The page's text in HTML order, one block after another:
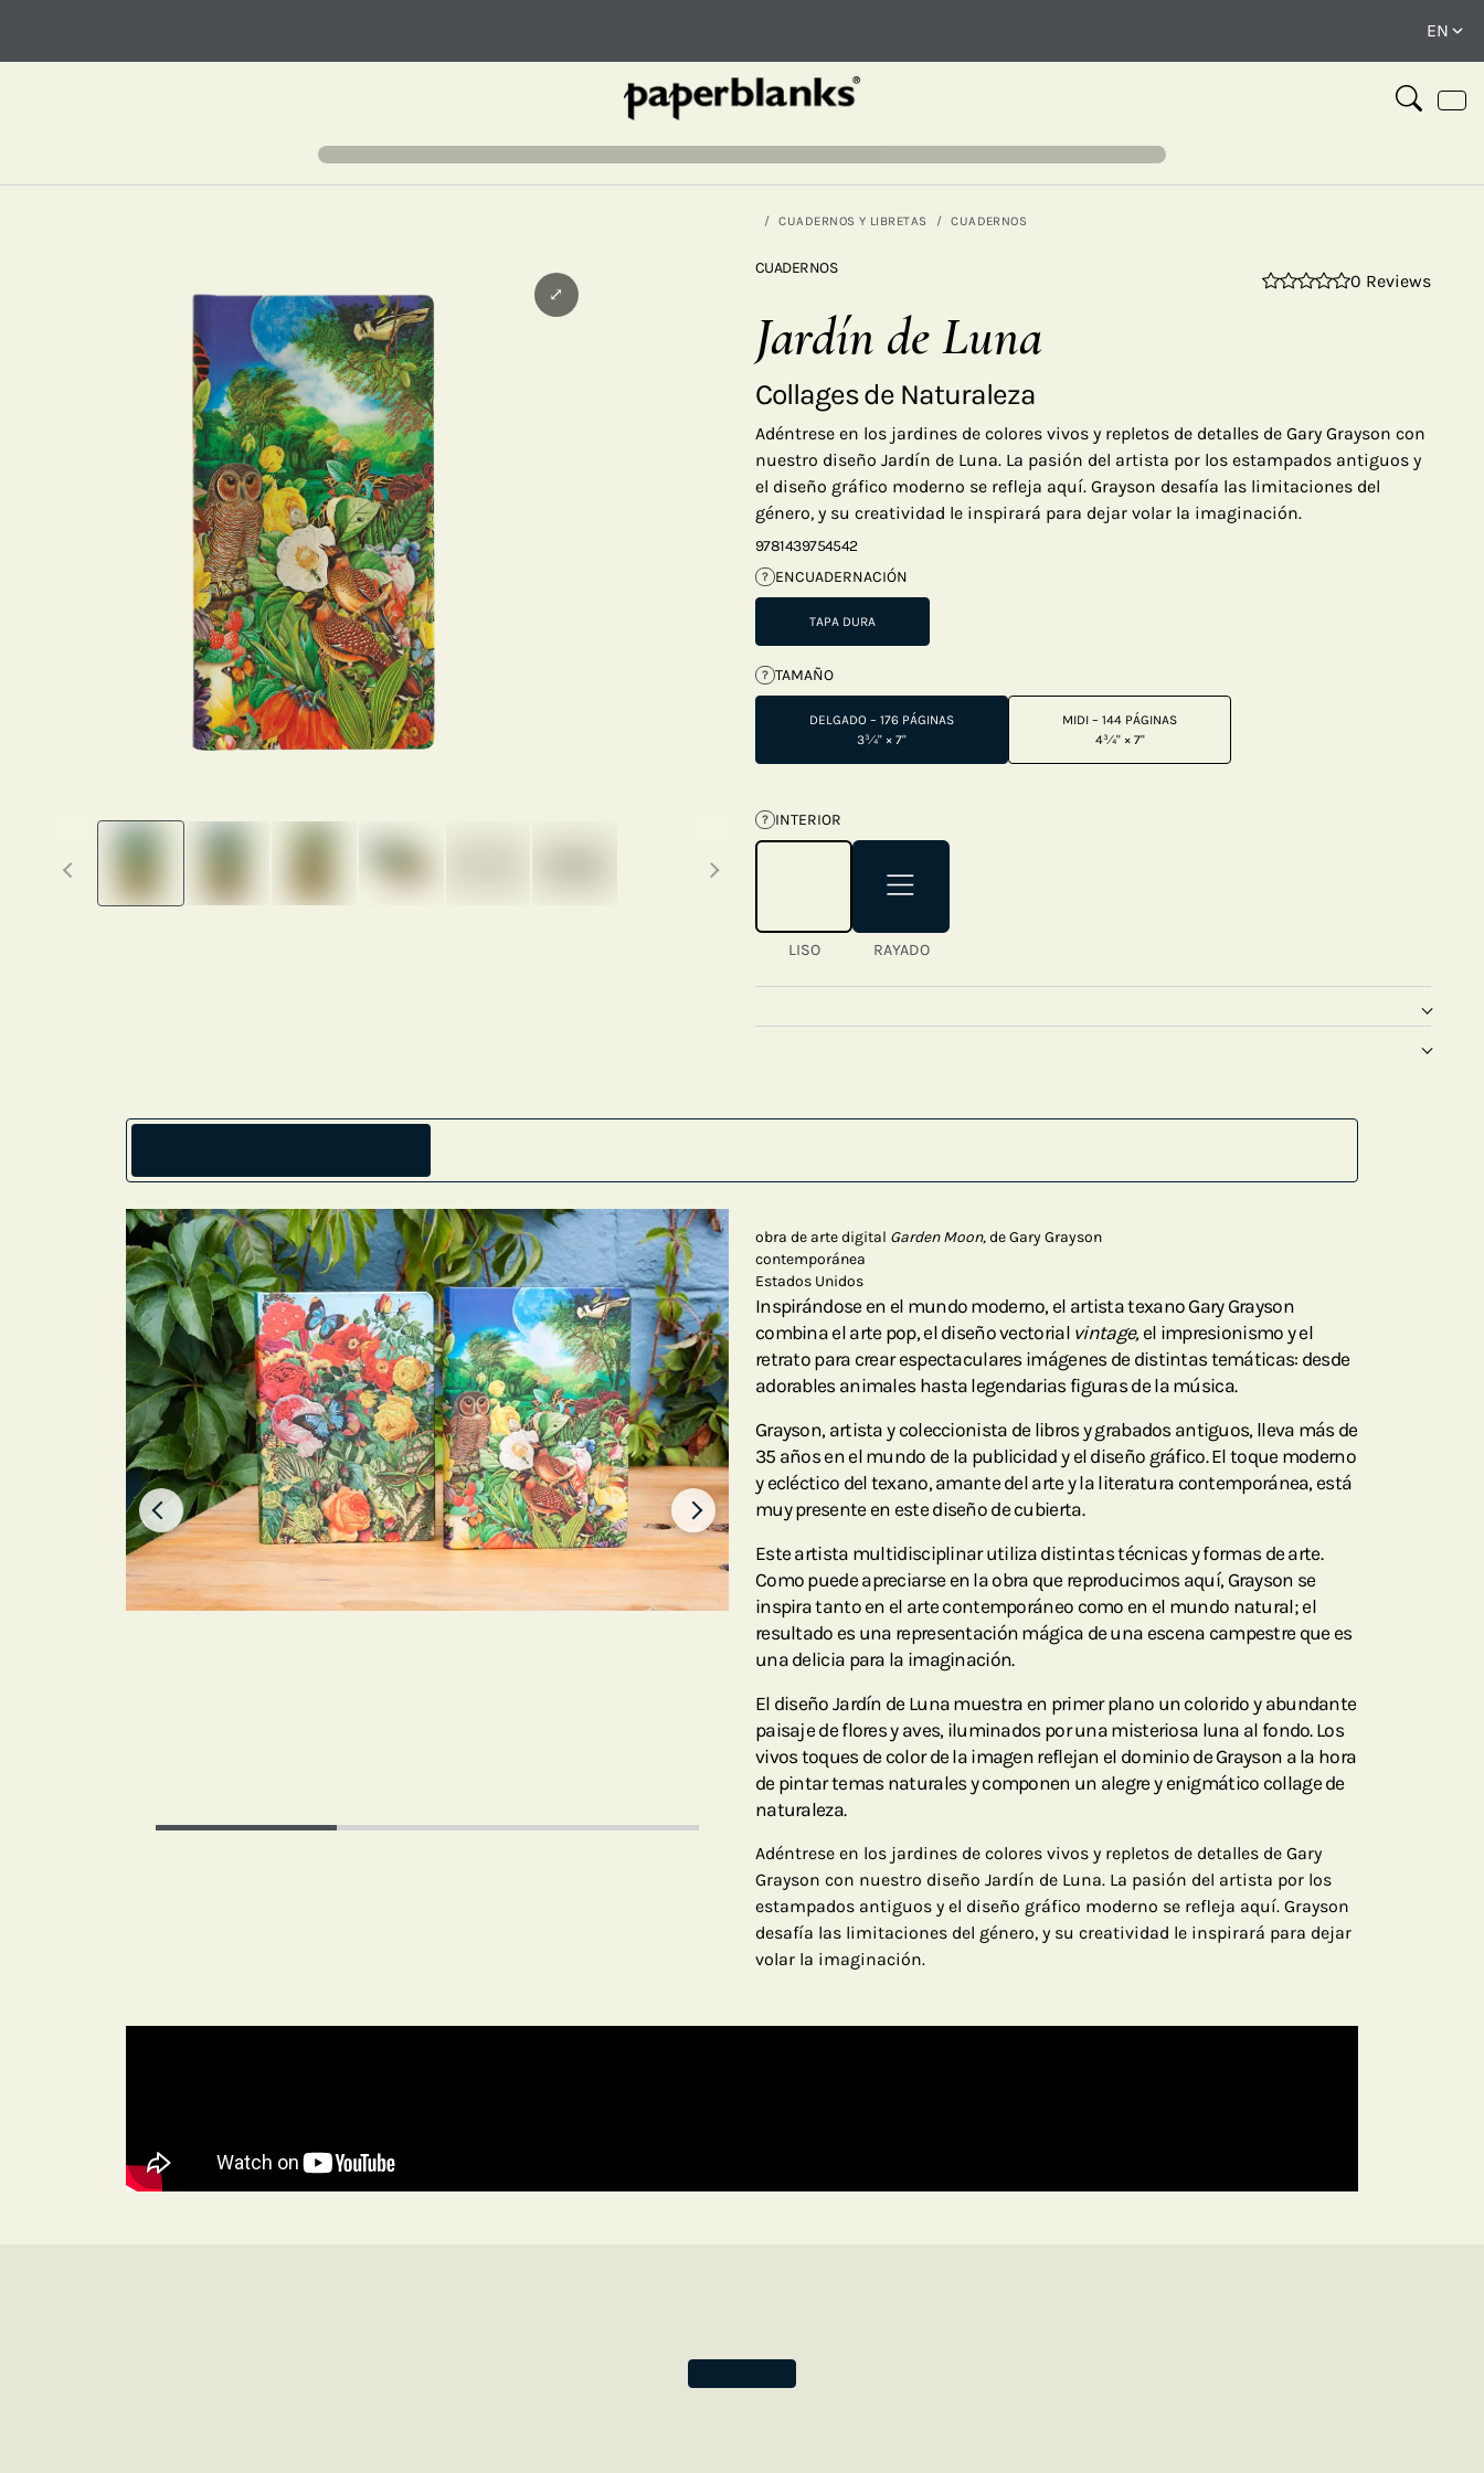
CUADERNOS Y LIBRETAS CUADERNOS
Previous thumbnails Next thumbnails
⤢
CUADERNOS
0 Reviews
Jardín de Luna
Collages de Naturaleza
Adéntrese en los jardines de colores vivos y repletos de detalles de Gary Grayson con
nuestro diseño Jardín de Luna. La pasión del artista por los estampados antiguos y
el diseño gráfico moderno se refleja aquí. Grayson desafía las limitaciones del
género, y su creatividad le inspirará para dejar volar la imaginación.
9781439754542
? ENCUADERNACIÓN
TAPA DURA
? TAMAÑO
DELGADO – 176 PÁGINAS
3¾" × 7"
MIDI – 144 PÁGINAS
4¾" × 7"
? INTERIOR
LISO RAYADO
obra de arte digital Garden Moon,de Gary Grayson
contemporánea
Estados Unidos
Inspirándose en el mundo moderno, el artista texano Gary Grayson
combina el arte pop, el diseño vectorial vintage,el impresionismo y el
retrato para crear espectaculares imágenes de distintas temáticas: desde
adorables animales hasta legendarias figuras de la música.
Grayson, artista y coleccionista de libros y grabados antiguos, lleva más de
35 años en el mundo de la publicidad y el diseño gráfico. El toque moderno
y ecléctico del texano, amante del arte y la literatura contemporánea, está
muy presente en este diseño de cubierta.
Este artista multidisciplinar utiliza distintas técnicas y formas de arte.
Como puede apreciarse en la obra que reproducimos aquí, Grayson se
inspira tanto en el arte contemporáneo como en el mundo natural; el
resultado es una representación mágica de una escena campestre que es
una delicia para la imaginación.
El diseño Jardín de Luna muestra en primer plano un colorido y abundante
paisaje de flores y aves, iluminados por una misteriosa luna al fondo. Los
vivos toques de color de la imagen reflejan el dominio de Grayson a la hora
de pintar temas naturales y componen un alegre y enigmático collage de
naturaleza.
Adéntrese en los jardines de colores vivos y repletos de detalles de Gary
Grayson con nuestro diseño Jardín de Luna. La pasión del artista por los
estampados antiguos y el diseño gráfico moderno se refleja aquí. Grayson
desafía las limitaciones del género, y su creatividad le inspirará para dejar
volar la imaginación.